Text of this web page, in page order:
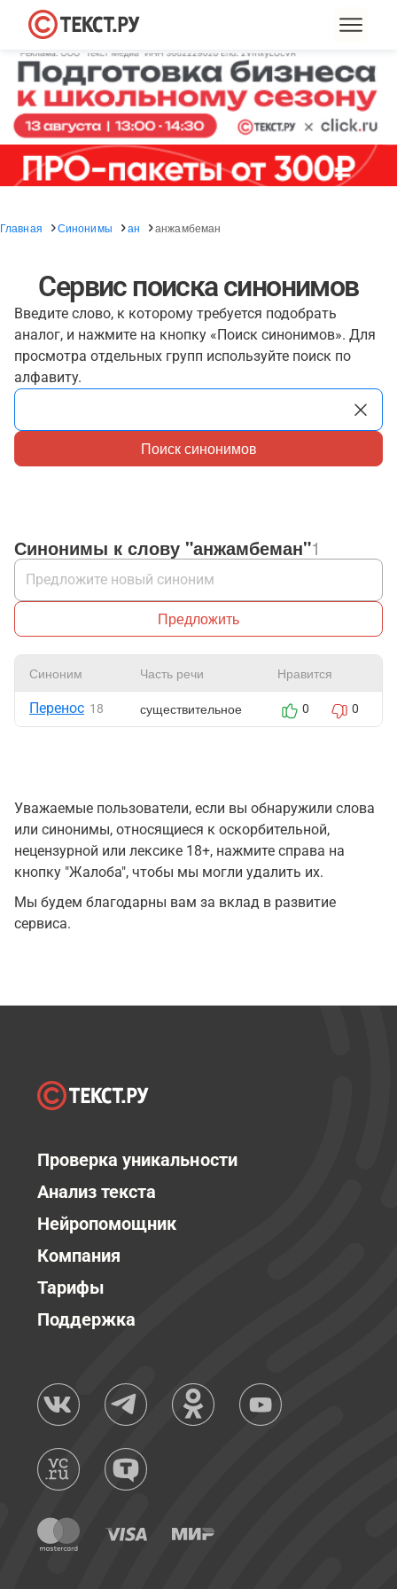
Главная Синонимы ан анжамбеман
Сервис поиска синонимов
Введите слово, к которому требуется подобрать
аналог, и нажмите на кнопку «Поиск синонимов». Для
просмотра отдельных групп используйте поиск по
алфавиту.
Поиск синонимов
Синонимы к слову "анжамбеман"1
Предложить
Синоним Часть речи Нравится
Перенос 18 существительное 0 0
Уважаемые пользователи, если вы обнаружили слова
или синонимы, относящиеся к оскорбительной,
нецензурной или лексике 18+, нажмите справа на
кнопку "Жалоба", чтобы мы могли удалить их.
Мы будем благодарны вам за вклад в развитие
сервиса.
Проверка уникальности
Анализ текста
Нейропомощник
Компания
Тарифы
Поддержка